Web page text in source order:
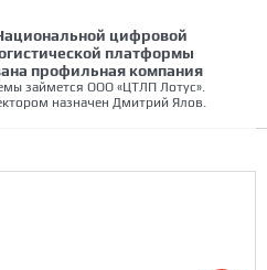
цифровой
платформы
профильная компания
займется ООО «ЦТЛП Лотус».
назначен Дмитрий Ялов.